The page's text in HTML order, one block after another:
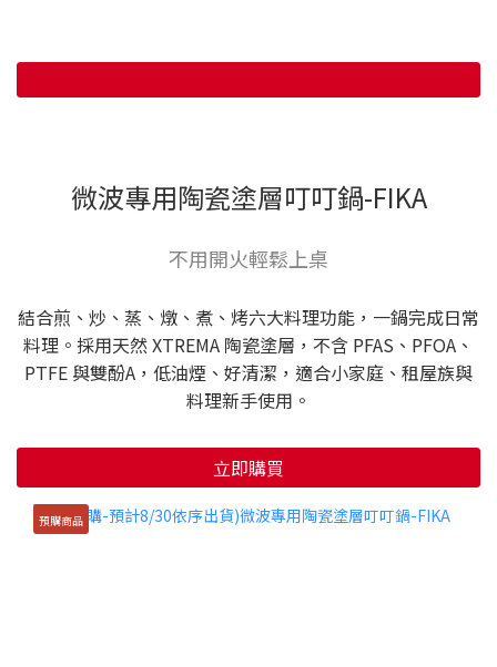
微波專用陶瓷塗層叮叮鍋-FIKA
不用開火輕鬆上桌
結合煎、炒、蒸、燉、煮、烤六大料理功能，一鍋完成日常
料理。採用天然 XTREMA 陶瓷塗層，不含 PFAS、PFOA、
PTFE 與雙酚A，低油煙、好清潔，適合小家庭、租屋族與
料理新手使用。
立即購買
預購商品